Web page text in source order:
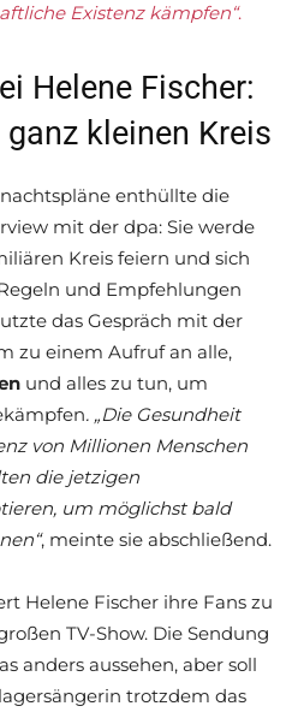
Existenz kämpfen“.
Helene Fischer:
kleinen Kreis
enthüllte die
mit der dpa: Sie werde
Kreis feiern und sich
und Empfehlungen
das Gespräch mit der
zu einem Aufruf an alle,
und alles zu tun, um
. „Die Gesundheit
von Millionen Menschen
die jetzigen
um möglichst bald
, meinte sie abschließend.
Helene Fischer ihre Fans zu
TV-Show. Die Sendung
anders aussehen, aber soll
trotzdem das